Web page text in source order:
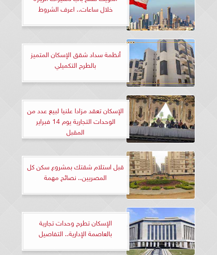
خلال ساعات.. اعرف الشروط
أنظمة سداد شقق الإسكان المتميز
بالطرح التكميلي
الإسكان تعقد مزادا علنيا لبيع عدد من
الوحدات التجارية يوم 14 فبراير
المقبل
قبل استلام شقتك بمشروع سكن كل
المصريين.. نصائح مهمة
الإسكان تطرح وحدات تجارية
بالعاصمة الإدارية.. التفاصيل